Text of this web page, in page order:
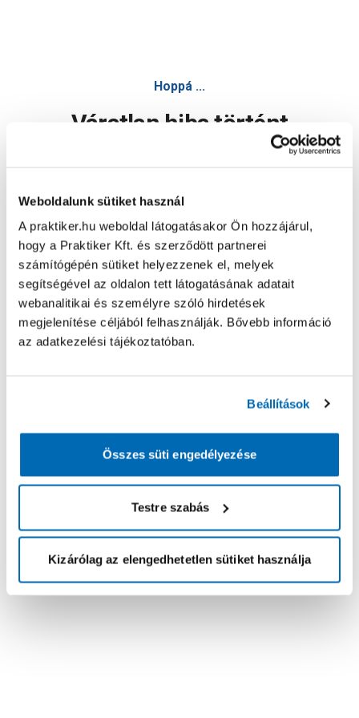
Weboldalunk sütiket használ
A praktiker.hu weboldal látogatásakor Ön hozzájárul,
hogy a Praktiker Kft. és szerződött partnerei
számítógépén sütiket helyezzenek el, melyek
segítségével az oldalon tett látogatásának adatait
webanalitikai és személyre szóló hirdetések
megjelenítése céljából felhasználják. Bővebb információ
az adatkezelési tájékoztatóban.
Beállítások
Összes süti engedélyezése
Testre szabás
Kizárólag az elengedhetetlen sütiket használja
Hoppá ...
Váratlan hiba történt
Oldal újratöltése